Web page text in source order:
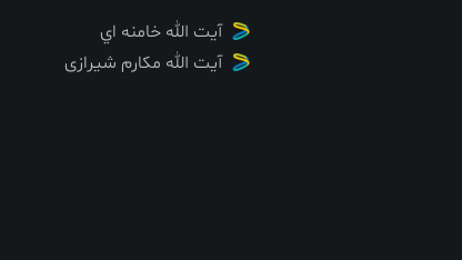
آيت الله خامنه اي
آیت الله مکارم شیرازی